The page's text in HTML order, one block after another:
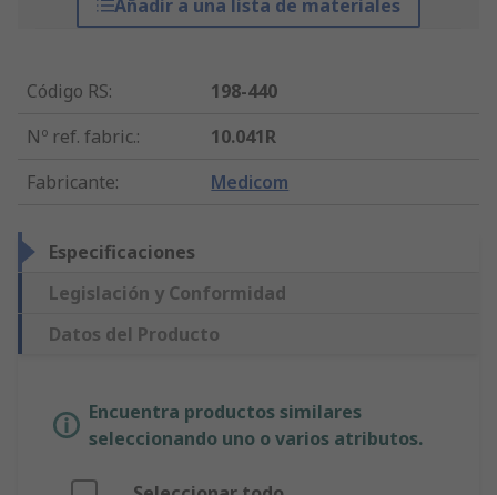
Añadir a una lista de materiales
Código RS:
198-440
Nº ref. fabric.:
10.041R
Fabricante: Medicom
Especificaciones
Legislación y Conformidad
Datos del Producto
Encuentra productos similares
seleccionando uno o varios atributos.